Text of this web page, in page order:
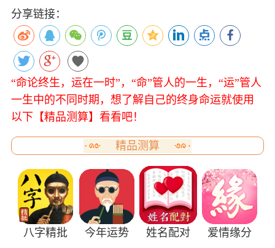
分享链接：
“命论终生，运在一时”，“命”管人的一生，“运”管人
一生中的不同时期，想了解自己的终身命运就使用
以下【精品测算】看看吧！
精品测算
八字精批 今年运势 姓名配对 爱情缘分